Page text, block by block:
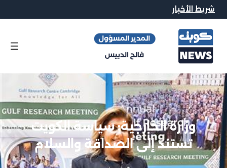
شريط الأخبار
وزارة الخارجية: سياسة الكويت
تستند إلى الصداقة والسلام